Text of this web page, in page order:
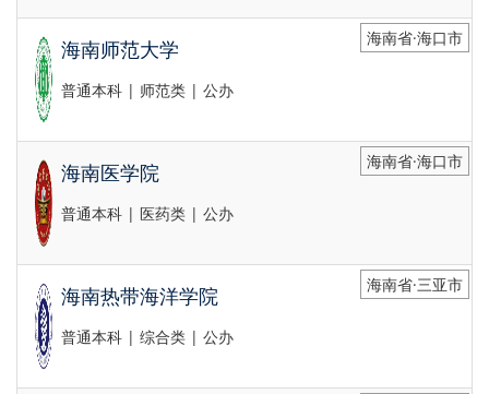
海南师范大学
普通本科 | 师范类 | 公办
海南省·海口市
海南医学院
普通本科 | 医药类 | 公办
海南省·海口市
海南热带海洋学院
普通本科 | 综合类 | 公办
海南省·三亚市